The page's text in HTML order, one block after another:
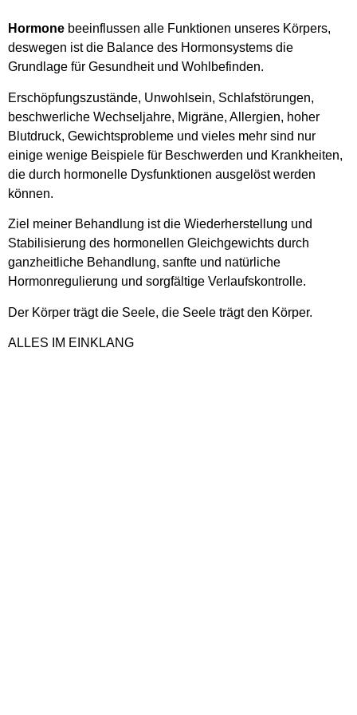
Hormone beeinflussen alle Funktionen unseres Körpers,
deswegen ist die Balance des Hormonsystems die
Grundlage für Gesundheit und Wohlbefinden.
Erschöpfungszustände, Unwohlsein, Schlafstörungen,
beschwerliche Wechseljahre, Migräne, Allergien, hoher
Blutdruck, Gewichtsprobleme und vieles mehr sind nur
einige wenige Beispiele für Beschwerden und Krankheiten,
die durch hormonelle Dysfunktionen ausgelöst werden
können.
Ziel meiner Behandlung ist die Wiederherstellung und
Stabilisierung des hormonellen Gleichgewichts durch
ganzheitliche Behandlung, sanfte und natürliche
Hormonregulierung und sorgfältige Verlaufskontrolle.
Der Körper trägt die Seele, die Seele trägt den Körper.
ALLES IM EINKLANG